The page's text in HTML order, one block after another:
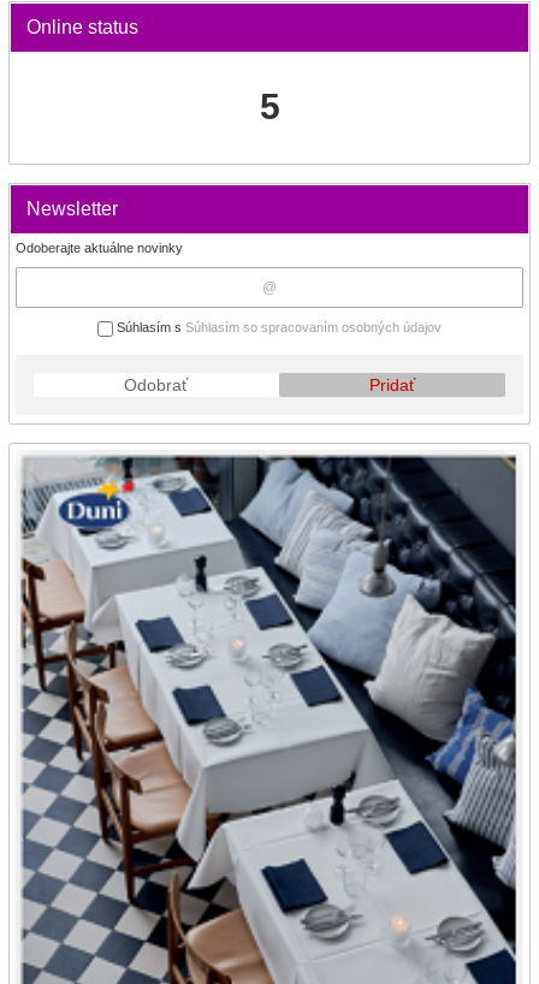
Online status
5
Newsletter
Odoberajte aktuálne novinky
Súhlasím s Súhlasím so spracovaním osobných údajov
Odobrať Pridať